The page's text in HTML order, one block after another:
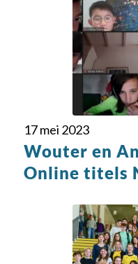
17 mei 2023
Wouter en
Online titels